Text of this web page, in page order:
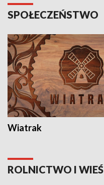
SPOŁECZEŃSTWO
Wiatrak
ROLNICTWO I WIEŚ